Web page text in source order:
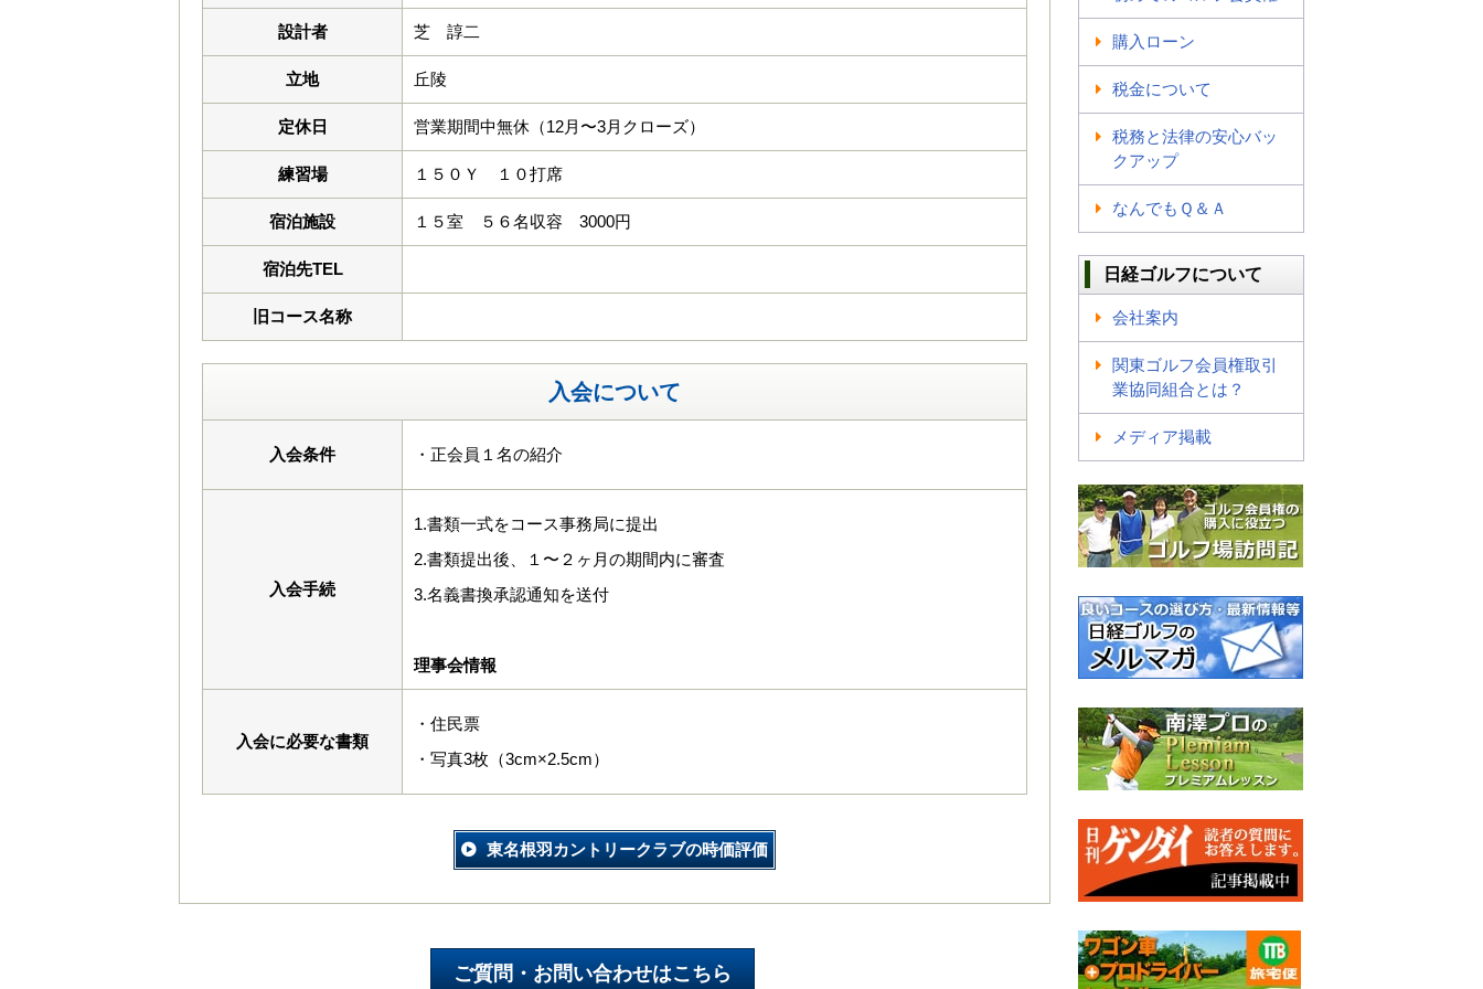
設計者 芝 諄二
立地 丘陵
定休日 営業期間中無休（12月〜3月クローズ）
練習場 １５０Ｙ １０打席
宿泊施設 １５室 ５６名収容 3000円
宿泊先TEL
旧コース名称
入会について
入会条件 ・正会員１名の紹介
入会手続
1.書類一式をコース事務局に提出
2.書類提出後、１〜２ヶ月の期間内に審査
3.名義書換承認通知を送付
理事会情報
入会に必要な書類
・住民票
・写真3枚（3cm×2.5cm）
東名根羽カントリークラブの時価評価
購入ローン
税金について
税務と法律の安心バッ
クアップ
なんでもＱ＆Ａ
日経ゴルフについて
会社案内
関東ゴルフ会員権取引
業協同組合とは？
メディア掲載